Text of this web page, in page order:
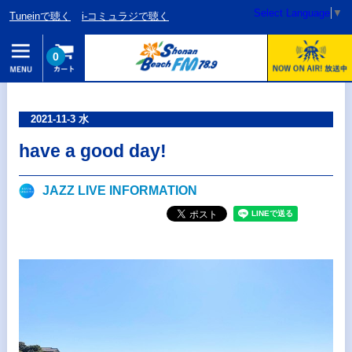
Tuneinで聴く i-コミュラジで聴く Select Language ▼
0
2021-11-3 水
have a good day!
JAZZ LIVE INFORMATION